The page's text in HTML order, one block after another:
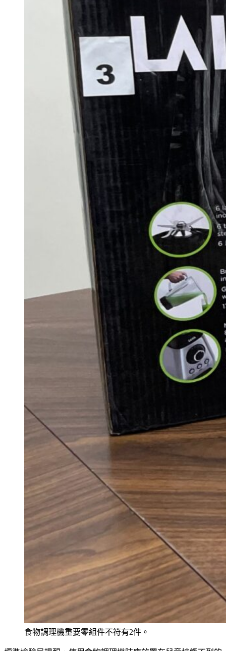
食物調理機重要零組件不符有2件。